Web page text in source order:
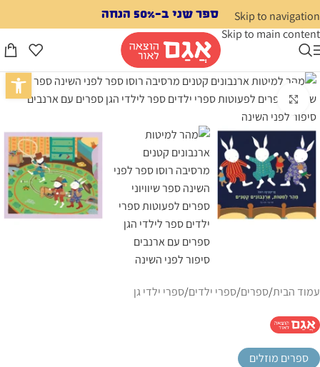
לתוכן
Skip to navigation
Skip to main content
ספר שני ב-50% הנחה
לחצו להגדלה
עמוד הבית/ספרים/ספרי ילדים/ספרי ילדי גן
ספרים מוזלים
פתח סרגל